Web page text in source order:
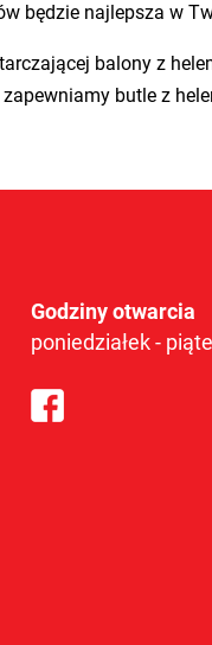
będzie najlepsza w
balony z
butle z
Godziny otwarcia
poniedziałek -